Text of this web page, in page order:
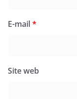
E-mail*
Site web